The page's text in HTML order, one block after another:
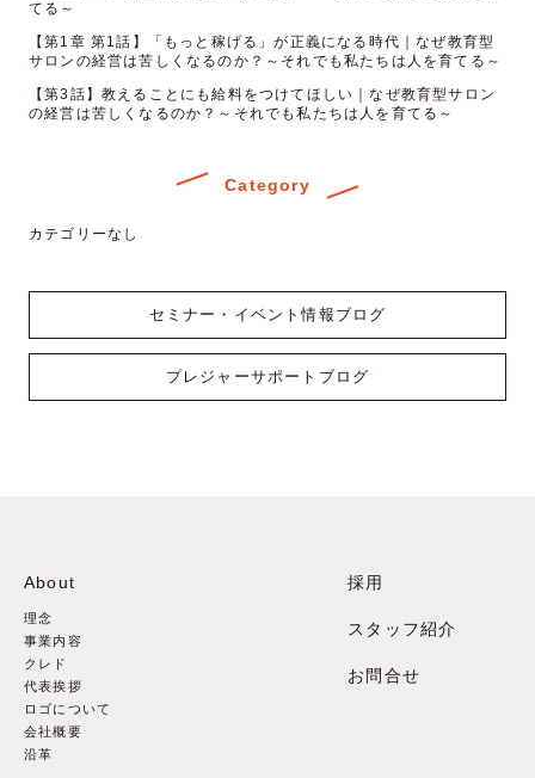
てる～
【第1章 第1話】「もっと稼げる」が正義になる時代｜なぜ教育型
サロンの経営は苦しくなるのか？～それでも私たちは人を育てる～
【第3話】教えることにも給料をつけてほしい｜なぜ教育型サロン
の経営は苦しくなるのか？～それでも私たちは人を育てる～
Category
カテゴリーなし
セミナー・イベント情報ブログ
プレジャーサポートブログ
About
理念
事業内容
クレド
代表挨拶
ロゴについて
会社概要
沿革
採用
スタッフ紹介
お問合せ